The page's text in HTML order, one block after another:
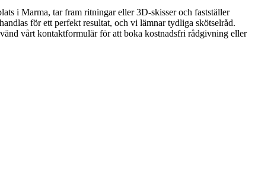
i Marma, tar fram ritningar eller 3D-skisser och fastställer
för ett perfekt resultat, och vi lämnar tydliga skötselråd.
vårt kontaktformulär för att boka kostnadsfri rådgivning eller